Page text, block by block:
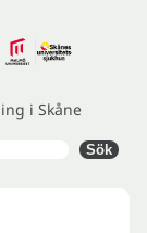
i Skåne
Sök